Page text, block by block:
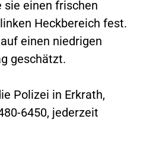
einen frischen
Heckbereich fest.
einen niedrigen
geschätzt.
Polizei in Erkrath,
6450, jederzeit